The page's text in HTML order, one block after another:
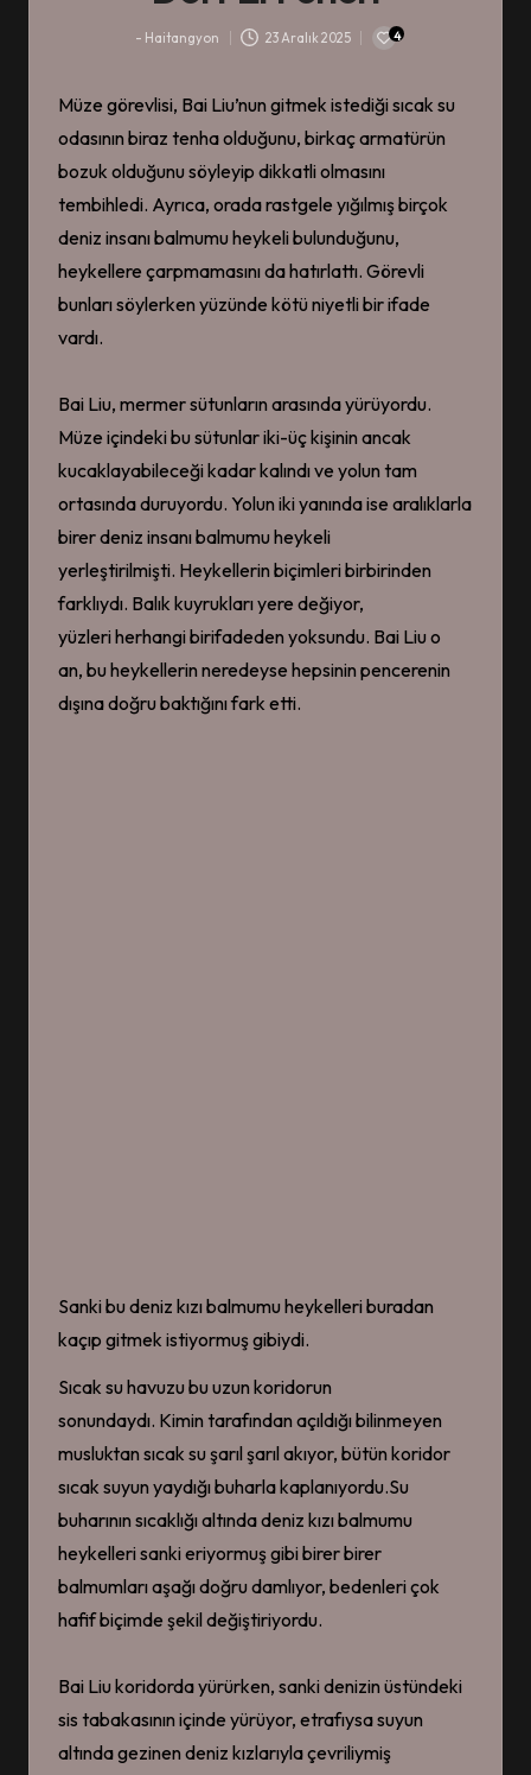
- Haitangyon 23 Aralık 2025 4
Müze görevlisi, Bai Liu’nun gitmek istediği sıcak su
odasının biraz tenha olduğunu, birkaç armatürün
bozuk olduğunu söyleyip dikkatli olmasını
tembihledi. Ayrıca, orada rastgele yığılmış birçok
deniz insanı balmumu heykeli bulunduğunu,
heykellere çarpmamasını da hatırlattı. Görevli
bunları söylerken yüzünde kötü niyetli bir ifade
vardı.
Bai Liu, mermer sütunların arasında yürüyordu.
Müze içindeki bu sütunlar iki-üç kişinin ancak
kucaklayabileceği kadar kalındı ve yolun tam
ortasında duruyordu. Yolun iki yanında ise aralıklarla
birer deniz insanı balmumu heykeli
yerleştirilmişti. Heykellerin biçimleri birbirinden
farklıydı. Balık kuyrukları yere değiyor,
yüzleri herhangi birifadeden yoksundu. Bai Liu o
an, bu heykellerin neredeyse hepsinin pencerenin
dışına doğru baktığını fark etti.
Sanki bu deniz kızı balmumu heykelleri buradan
kaçıp gitmek istiyormuş gibiydi.
Sıcak su havuzu bu uzun koridorun
sonundaydı. Kimin tarafından açıldığı bilinmeyen
musluktan sıcak su şarıl şarıl akıyor, bütün koridor
sıcak suyun yaydığı buharla kaplanıyordu.Su
buharının sıcaklığı altında deniz kızı balmumu
heykelleri sanki eriyormuş gibi birer birer
balmumları aşağı doğru damlıyor, bedenleri çok
hafif biçimde şekil değiştiriyordu.
Bai Liu koridorda yürürken, sanki denizin üstündeki
sis tabakasının içinde yürüyor, etrafıysa suyun
altında gezinen deniz kızlarıyla çevriliymiş